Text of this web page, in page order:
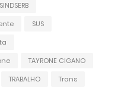
SINDSERB
SUS
TAYRONE CIGANO
TRABALHO
Trans